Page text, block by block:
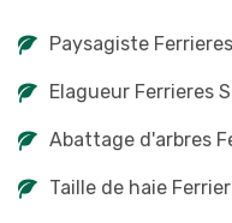
Paysagiste
Elagueur Ferrieres
Abattage d'arbres
Taille de haie